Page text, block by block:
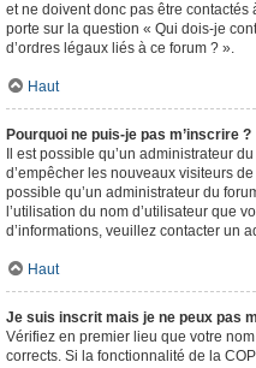
et ne doivent donc pas être contactés
porte sur la question « Qui dois-je
d’ordres légaux liés à ce forum ? ».
Haut
Pourquoi ne puis-je pas m’inscrire ?
Il est possible qu’un administrateur
d’empêcher les nouveaux visiteurs
possible qu’un administrateur du
l’utilisation du nom d’utilisateur que
d’informations, veuillez contacter un
Haut
Je suis inscrit mais je ne peux pas
Vérifiez en premier lieu que votre
corrects. Si la fonctionnalité de la